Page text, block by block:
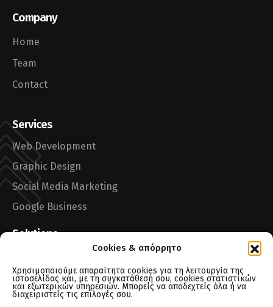
Cookies & απόρρητο
Χρησιμοποιούμε απαραίτητα cookies για τη λειτουργία της
ιστοσελίδας και, με τη συγκατάθεσή σου, cookies στατιστικών
και εξωτερικών υπηρεσιών. Μπορείς να αποδεχτείς όλα ή να
διαχειριστείς τις επιλογές σου.
Company
Home
Team
Contact
Services
Web Development
Graphic Design
Social Media Marketing
Google Business
Solutions
Tsitah Maps Boost
Notes